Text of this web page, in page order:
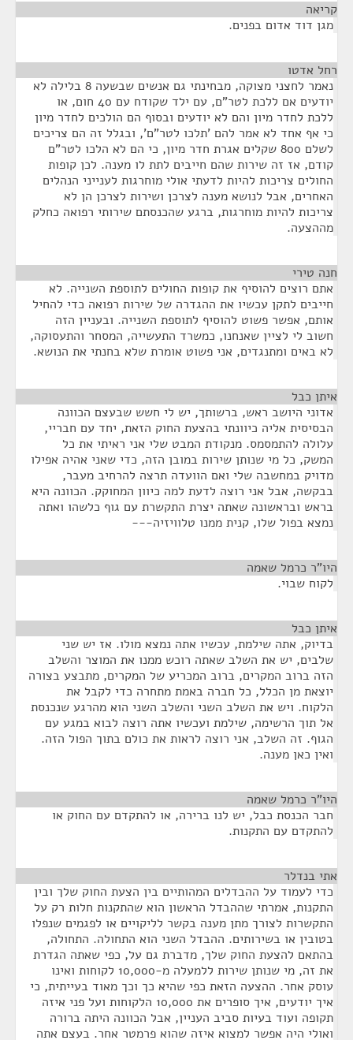
קריאה
מגן דוד אדום בפנים.
רחל אדטו
נאמר לחצני מצוקה, מבחינתי גם אנשים שבשעה 8 בלילה לא
יודעים אם ללכת לטר"ם, עם ילד שקודח עם 40 חום, או
ללכת לחדר מיון והם לא יודעים ובסוף הם הולכים לחדר מיון
כי אף אחד לא אמר להם 'תלכו לטר"ם', ובגלל זה הם צריכים
לשלם 800 שקלים אגרת חדר מיון, כי הם לא הלכו לטר"ם
קודם, אז זה שירות שהם חייבים לתת לו מענה. לכן קופות
החולים צריכות להיות לדעתי אולי מוחרגות לענייני הנהלים
האחרים, אבל לנושא מענה לצרכן ושירות לצרכן הן לא
צריכות להיות מוחרגות, ברגע שהכנסתם שירותי רפואה כחלק
מההצעה.
חנה טירי
אתם רוצים להוסיף את קופות החולים לתוספת השנייה. לא
חייבים לתקן עכשיו את ההגדרה של שירות רפואה כדי להחיל
אותם, אפשר פשוט להוסיף לתוספת השנייה. ובעניין הזה
חשוב לי לציין שאנחנו, כמשרד התעשייה, המסחר והתעסוקה,
לא באים ומתנגדים, אני פשוט אומרת שלא בחנתי את הנושא.
איתן כבל
אדוני היושב ראש, ברשותך, יש לי חשש שבעצם הכוונה
הבסיסית אליה כיוונתי בהצעת החוק הזאת, יחד עם חבריי,
עלולה להתמסמס. מנקודת המבט שלי אני ראיתי את כל
המשק, כל מי שנותן שירות במובן הזה, כדי שאני אהיה אפילו
מדויק במחשבה שלי ואם הוועדה תרצה להרחיב מעבר,
בבקשה, אבל אני רוצה לדעת למה כיוון המחוקק. הכוונה היא
בראש ובראשונה שאתה יצרת התקשרת עם גוף כלשהו ואתה
נמצא בפול שלו, קנית ממנו טלוויזיה---
היו"ר כרמל שאמה
לקוח שבוי.
איתן כבל
בדיוק, אתה שילמת, עכשיו אתה נמצא מולו. אז יש שני
שלבים, יש את השלב שאתה רוכש ממנו את המוצר והשלב
הזה ברוב המקרים, ברוב המכריע של המקרים, מתבצע בצורה
יוצאת מן הכלל, כל חברה באמת מתחרה כדי לקבל את
הלקוח. ויש את השלב השני והשלב השני הוא מהרגע שנכנסת
אל תוך הרשימה, שילמת ועכשיו אתה רוצה לבוא במגע עם
הגוף. זה השלב, אני רוצה לראות את כולם בתוך הפול הזה.
ואין כאן מענה.
היו"ר כרמל שאמה
חבר הכנסת כבל, יש לנו ברירה, או להתקדם עם החוק או
להתקדם עם התקנות.
אתי בנדלר
כדי לעמוד על ההבדלים המהותיים בין הצעת החוק שלך ובין
התקנות, אמרתי שההבדל הראשון הוא שהתקנות חלות רק על
התקשרות לצורך מתן מענה בקשר לליקויים או לפגמים שנפלו
בטובין או בשירותים. ההבדל השני הוא התחולה. התחולה,
בהתאם להצעת החוק שלך, מדברת גם על, כפי שאתה הגדרת
את זה, מי שנותן שירות ללמעלה מ-10,000 לקוחות ואינו
עוסק אחר. ההצעה הזאת כפי שהיא כך וכך מאוד בעייתית, כי
איך יודעים, איך סופרים את 10,000 הלקוחות ועל פני איזה
תקופה ועוד בעיות סביב העניין, אבל הכוונה היתה ברורה
ואולי היה אפשר למצוא איזה שהוא פרמטר אחר. בעצם אתה